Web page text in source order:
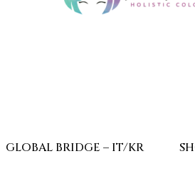
GLOBAL BRIDGE – IT/KR